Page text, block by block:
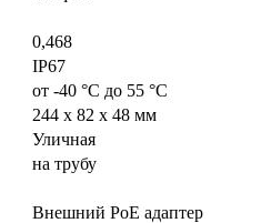
0,468
IP67
от -40 °C до 55 °C
244 x 82 x 48 мм
Уличная
на трубу
Внешний PoE адаптер